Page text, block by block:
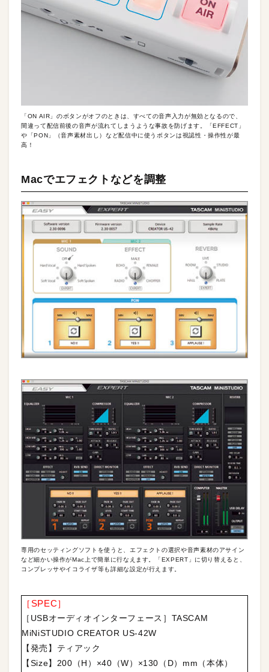
「ON AIR」のボタンがオフのときは、すべての音声入力が無効となるので、
間違って配信前後の音声が流れてしまうような事故を防げます。「EFFECT」
や「PON」（音声素材出し）など配信中に使うボタンは視認性・操作性が最
高！
Macでエフェクトなどを調整
専用のセッティングソフトを使うと、エフェクトの選択や音声素材のアサイン
など細かい操作がMac上で簡単に行なえます。「EXPERT」に切り替えると、
コンプレッサやイコライザ等も詳細な設定が行えます。
［SPEC］
［USBオーディオインターフェース］TASCAM
MiNiSTUDIO CREATOR US-42W
【発売】ティアック
【Size】200（H）×40（W）×130（D）mm（本体）